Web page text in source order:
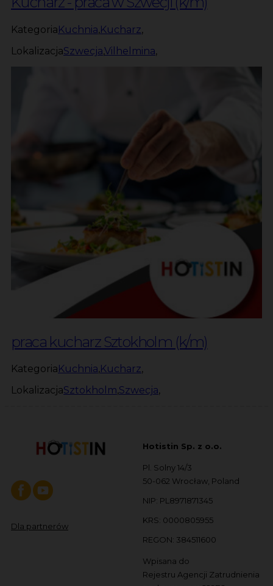
KategoriaKuchnia,Kucharz,
LokalizacjaSzwecja,Vilhelmina,
praca kucharz Sztokholm (k/m)
Kategoria Kuchnia,Kucharz,
LokalizacjaSztokholm,Szwecja,
Dla partnerów
Hotistin Sp. z o.o.
Pl. Solny 14/3
50-062 Wrocław, Poland
NIP: PL8971871345
KRS: 0000805955
REGON: 384511600
Wpisana do
Rejestru Agencji Zatrudnienia